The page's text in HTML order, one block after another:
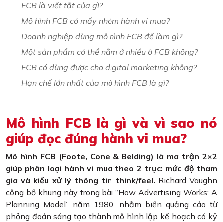
FCB là viết tắt của gì?
Mô hình FCB có mấy nhóm hành vi mua?
Doanh nghiệp dùng mô hình FCB để làm gì?
Một sản phẩm có thể nằm ở nhiều ô FCB không?
FCB có dùng được cho digital marketing không?
Hạn chế lớn nhất của mô hình FCB là gì?
Mô hình FCB là gì và vì sao nó
giúp đọc đúng hành vi mua?
Mô hình FCB (Foote, Cone & Belding) là ma trận 2×2
giúp phân loại hành vi mua theo 2 trục: mức độ tham
gia và kiểu xử lý thông tin think/feel. Richard Vaughn
công bố khung này trong bài “How Advertising Works: A
Planning Model” năm 1980, nhằm biến quảng cáo từ
phỏng đoán sáng tạo thành mô hình lập kế hoạch có kỷ